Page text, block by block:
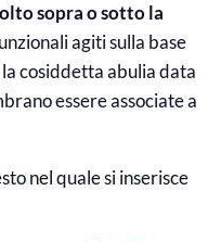
sopra o sotto la
agiti sulla base
cosiddetta abulia data
essere associate a
nel quale si inserisce